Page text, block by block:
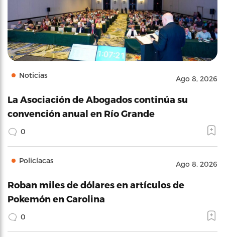
Noticias Ago 8, 2026
La Asociación de Abogados continúa su
convención anual en Río Grande
0
Policíacas Ago 8, 2026
Roban miles de dólares en artículos de
Pokemón en Carolina
0